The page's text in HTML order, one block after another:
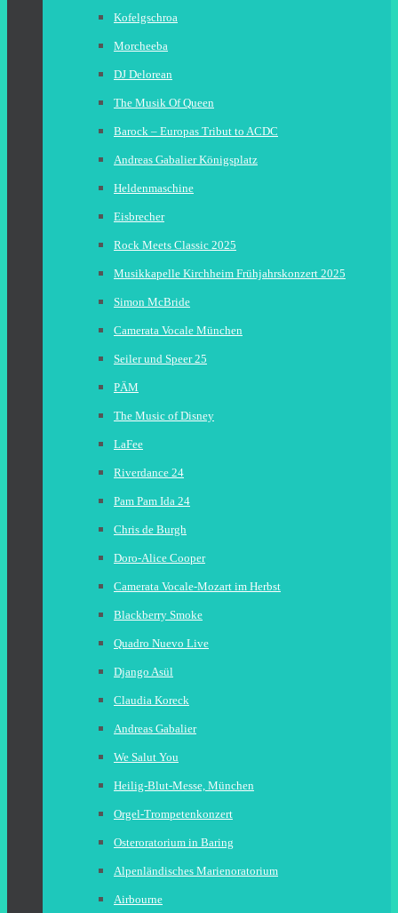
Kofelgschroa
Morcheeba
DJ Delorean
The Musik Of Queen
Barock – Europas Tribut to ACDC
Andreas Gabalier Königsplatz
Heldenmaschine
Eisbrecher
Rock Meets Classic 2025
Musikkapelle Kirchheim Frühjahrskonzert 2025
Simon McBride
Camerata Vocale München
Seiler und Speer 25
PÄM
The Music of Disney
LaFee
Riverdance 24
Pam Pam Ida 24
Chris de Burgh
Doro-Alice Cooper
Camerata Vocale-Mozart im Herbst
Blackberry Smoke
Quadro Nuevo Live
Django Asül
Claudia Koreck
Andreas Gabalier
We Salut You
Heilig-Blut-Messe, München
Orgel-Trompetenkonzert
Osteroratorium in Baring
Alpenländisches Marienoratorium
Airbourne